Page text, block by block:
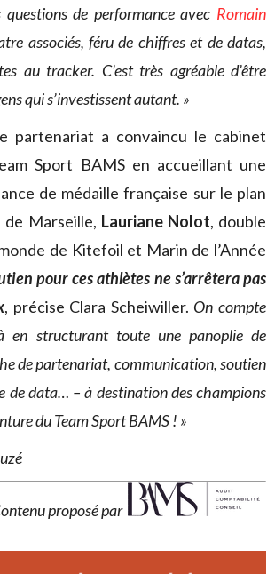
de performance avec Romain
associés, féru de chiffres et de datas,
au tracker. C’est très agréable d’être
qui s’investissent autant. »
partenariat a convaincu le cabinet
Sport BAMS en accueillant une
de médaille française sur le plan
de Marseille, Lauriane Nolot, double
de Kitefoil et Marin de l’Année
pour ces athlètes ne s’arrêtera pas
, précise Clara Scheiwiller. On compte
en structurant toute une panoplie de
de partenariat, communication, soutien
de data… – à destination des champions
du Team Sport BAMS ! »
proposé par